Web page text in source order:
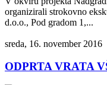
organizirali strokovno
d.o.o., Pod gradom 1,...
sreda, 16. november 2016
ODPRTA VRATA